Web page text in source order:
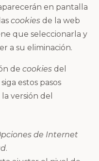
en pantalla
cookies de la web
que seleccionarla y
a su eliminación.
de cookies del
siga estos pasos
versión del
de Internet
.